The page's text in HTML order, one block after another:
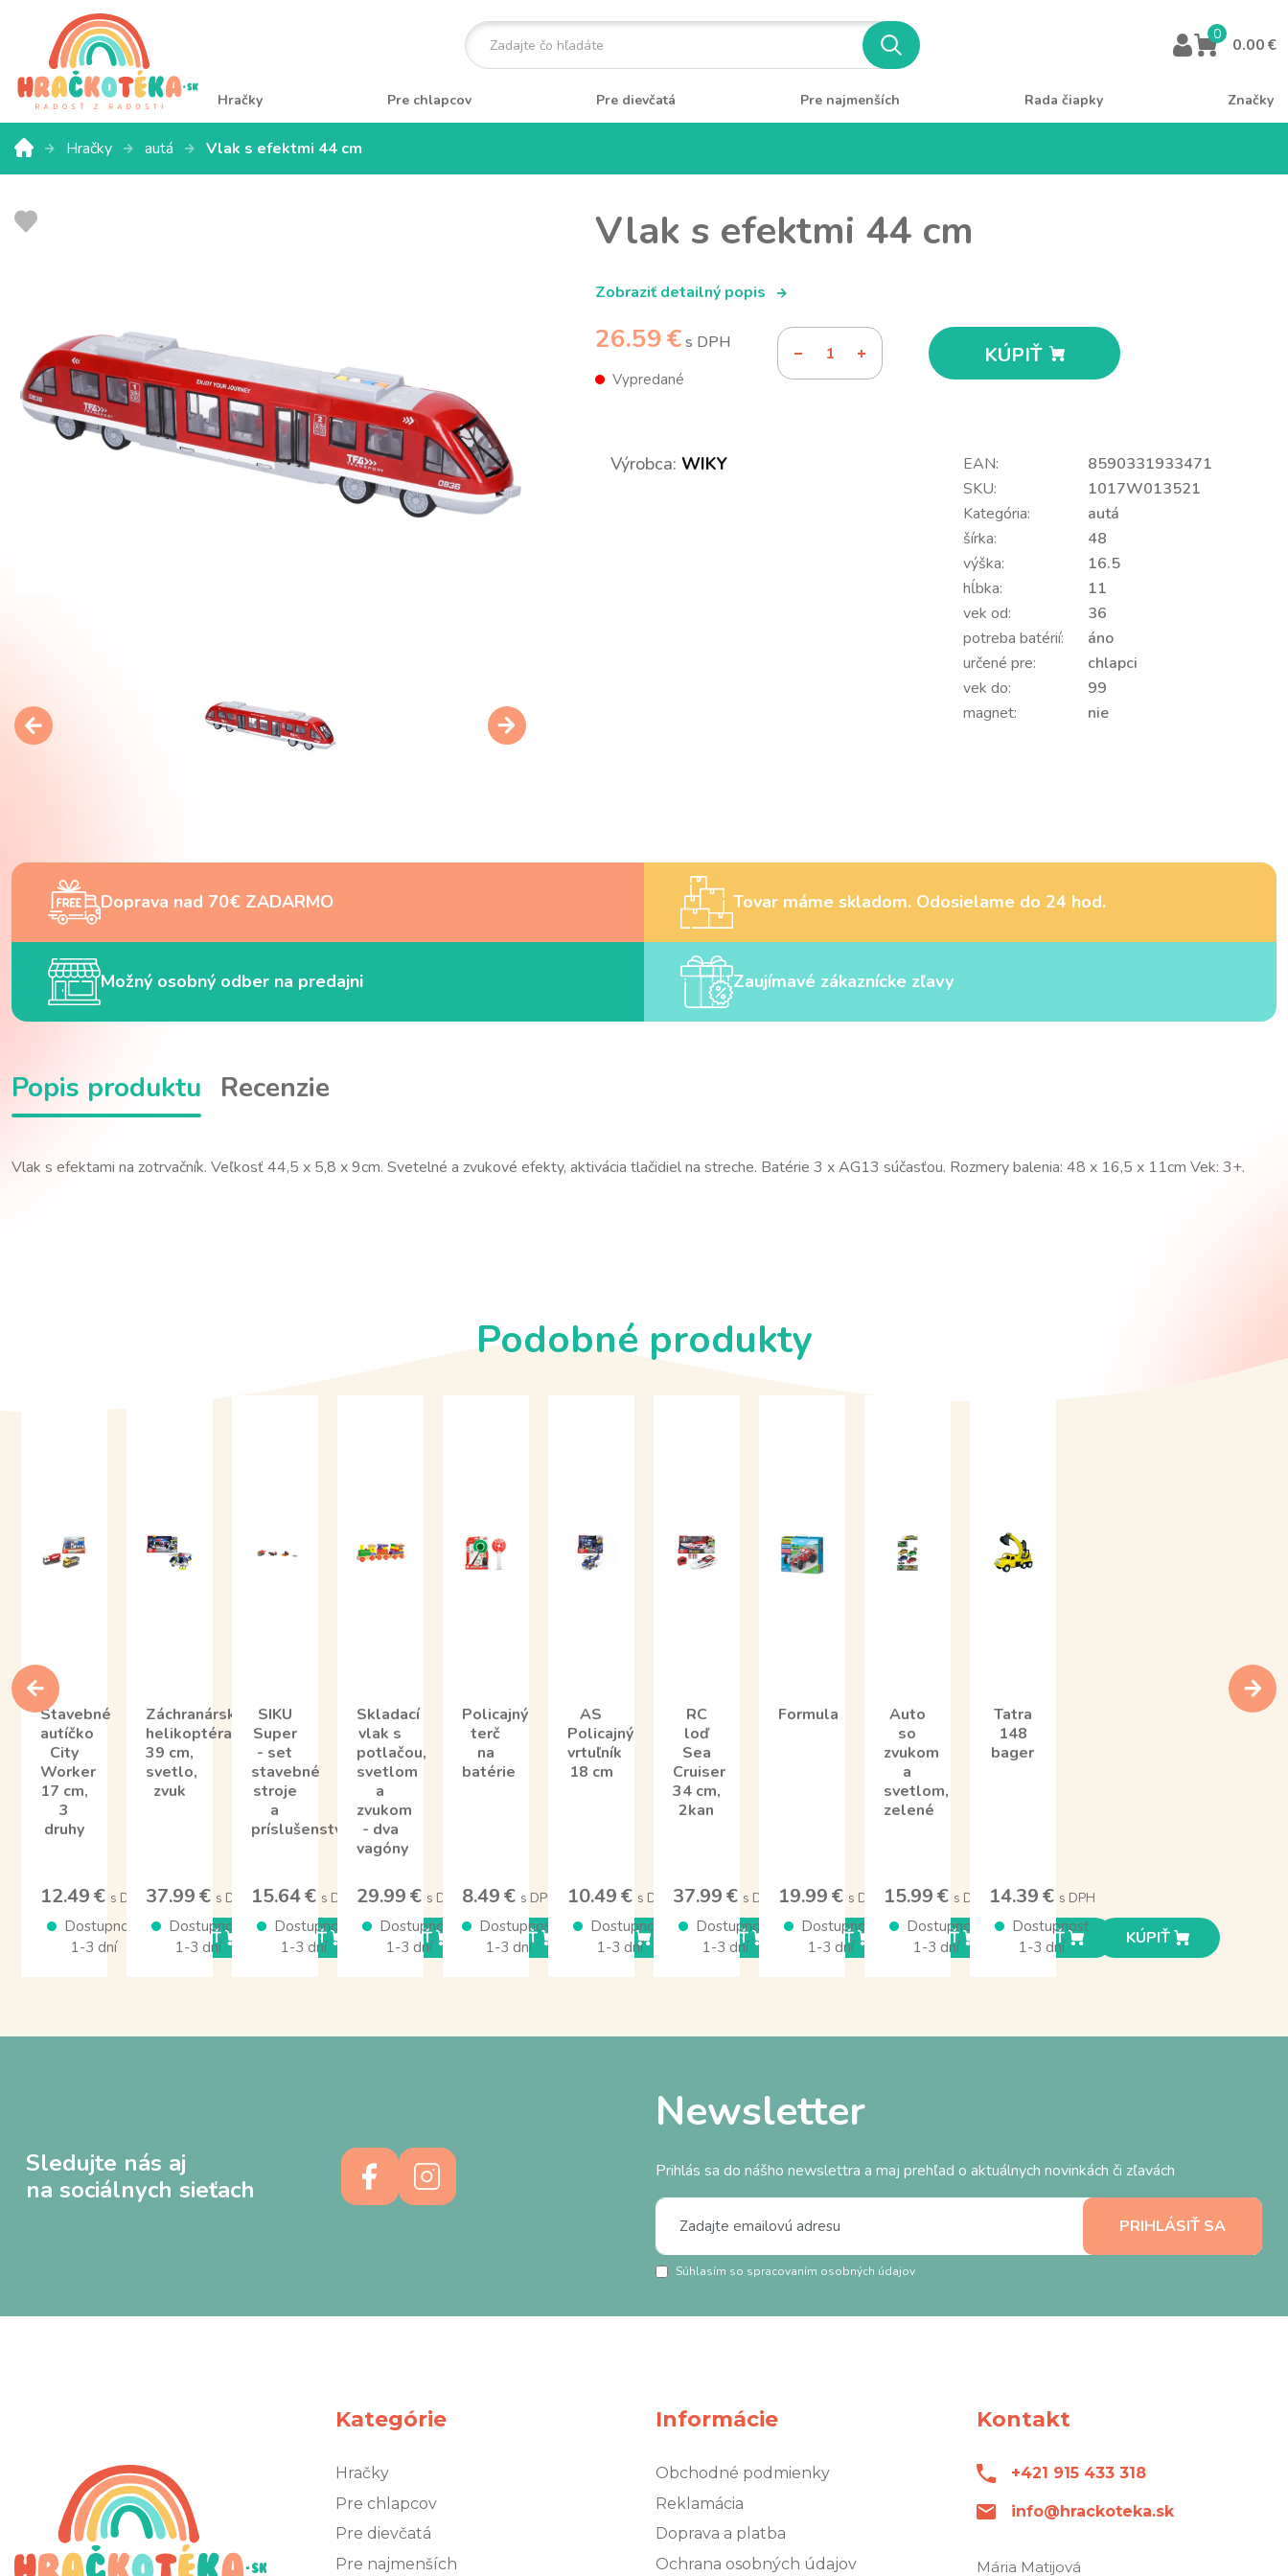
0
0.00 €
Hračky Pre chlapcov Pre dievčatá Pre najmenších Rada čiapky Značky
Hračky autá Vlak s efektmi 44 cm
Vlak s efektmi 44 cm
Zobraziť detailný popis
26.59 € s DPH
Vypredané
KÚPIŤ
Výrobca: WIKY EAN:
8590331933471
SKU:
1017W013521
Kategória:
autá
šírka:
48
výška:
16.5
hĺbka:
11
vek od:
36
potreba batérií:
áno
určené pre:
chlapci
vek do:
99
magnet:
nie
Doprava nad 70€ ZADARMO Tovar máme skladom. Odosielame do 24 hod.
Možný osobný odber na predajni Zaujímavé zákaznícke zľavy
Popis produktu Recenzie
Vlak s efektami na zotrvačník. Veľkosť 44,5 x 5,8 x 9cm. Svetelné a zvukové efekty, aktivácia tlačidiel na streche. Batérie 3 x AG13 súčasťou. Rozmery balenia: 48 x 16,5 x 11cm Vek: 3+.
Podobné produkty
Stavebné
autíčko
City
Worker
17 cm,
3
druhy
12.49 € s DPH
Dostupnosť
1-3 dní
KÚPIŤ
Záchranárska
helikoptéra
39 cm,
svetlo,
zvuk
37.99 € s DPH
Dostupnosť
1-3 dní
KÚPIŤ
SIKU
Super
- set
stavebné
stroje
a
príslušenstvo
15.64 € s DPH
Dostupnosť
1-3 dní
KÚPIŤ
Skladací
vlak s
potlačou,
svetlom
a
zvukom
- dva
vagóny
29.99 € s DPH
Dostupnosť
1-3 dní
KÚPIŤ
Policajný
terč
na
batérie
8.49 € s DPH
Dostupnosť
1-3 dní
KÚPIŤ
AS
Policajný
vrtuľník
18 cm
10.49 € s DPH
Dostupnosť
1-3 dní
KÚPIŤ
RC
loď
Sea
Cruiser
34 cm,
2kan
37.99 € s DPH
Dostupnosť
1-3 dní
KÚPIŤ
Formula
19.99 € s DPH
Dostupnosť
1-3 dní
KÚPIŤ
Auto
so
zvukom
a
svetlom,
zelené
15.99 € s DPH
Dostupnosť
1-3 dní
KÚPIŤ
Tatra
148
bager
14.39 € s DPH
Dostupnosť
1-3 dní
KÚPIŤ
Sledujte nás aj
na sociálnych sieťach
Newsletter
Prihlás sa do nášho newslettra a maj prehľad o aktuálnych novinkách či zľavách
Súhlasím so spracovaním osobných údajov
Kategórie
Hračky
Pre chlapcov
Pre dievčatá
Pre najmenších
Informácie
Obchodné podmienky
Reklamácia
Doprava a platba
Ochrana osobných údajov
Kontakt
+421 915 433 318
info@hrackoteka.sk
Mária Matijová